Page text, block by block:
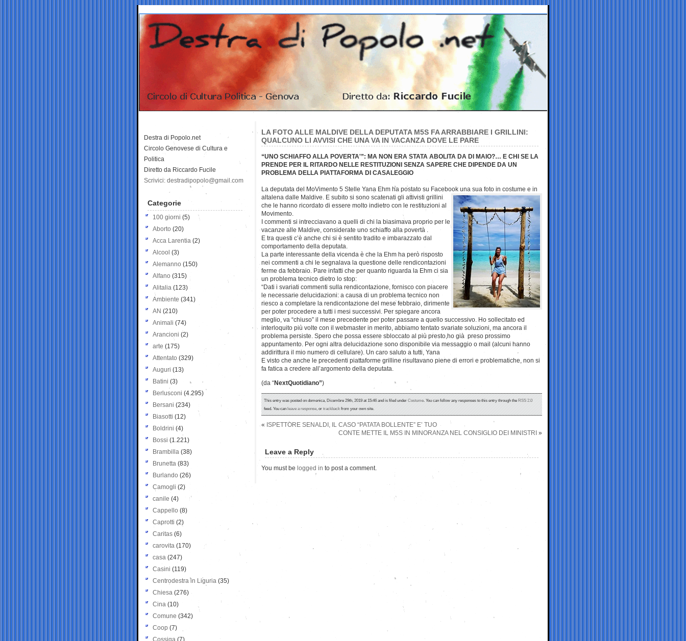
LA FOTO ALLE MALDIVE DELLA DEPUTATA M5S FA ARRABBIARE I GRILLINI:
QUALCUNO LI AVVISI CHE UNA VA IN VACANZA DOVE LE PARE
“UNO SCHIAFFO ALLA POVERTA'”: MA NON ERA STATA ABOLITA DA DI MAIO?… E CHI SE LA
PRENDE PER IL RITARDO NELLE RESTITUZIONI SENZA SAPERE CHE DIPENDE DA UN
PROBLEMA DELLA PIATTAFORMA DI CASALEGGIO
La deputata del MoVimento 5 Stelle Yana Ehm ha postato su Facebook una sua foto in costume e in
altalena dalle Maldive. E subito si sono scatenati gli attivisti grillini
che le hanno ricordato di essere molto indietro con le restituzioni al
Movimento.
I commenti si intrecciavano a quelli di chi la biasimava proprio per le
vacanze alle Maldive, considerate uno schiaffo alla povertà .
E tra questi c’è anche chi si è sentito tradito e imbarazzato dal
comportamento della deputata.
La parte interessante della vicenda è che la Ehm ha però risposto
nei commenti a chi le segnalava la questione delle rendicontazioni
ferme da febbraio. Pare infatti che per quanto riguarda la Ehm ci sia
un problema tecnico dietro lo stop:
“Dati i svariati commenti sulla rendicontazione, fornisco con piacere
le necessarie delucidazioni: a causa di un problema tecnico non
riesco a completare la rendicontazione del mese febbraio, dirimente
per poter procedere a tutti i mesi successivi. Per spiegare ancora
meglio, va “chiuso” il mese precedente per poter passare a quello successivo. Ho sollecitato ed
interloquito più volte con il webmaster in merito, abbiamo tentato svariate soluzioni, ma ancora il
problema persiste. Spero che possa essere sbloccato al più presto,ho già preso prossimo
appuntamento. Per ogni altra delucidazione sono disponibile via messaggio o mail (alcuni hanno
addirittura il mio numero di cellulare). Un caro saluto a tutti, Yana
E visto che anche le precedenti piattaforme grilline risultavano piene di errori e problematiche, non si
fa fatica a credere all’argomento della deputata.
(da “NextQuotidiano”)
This entry was posted on domenica, Dicembre 29th, 2019 at 15:46 and is filed underCostume. You can follow any responses to this entry through theRSS 2.0
feed. You canleave a response, ortrackbackfrom your own site.
« ISPETTORE SENALDI, IL CASO “PATATA BOLLENTE” E’ TUO
CONTE METTE IL M5S IN MINORANZA NEL CONSIGLIO DEI MINISTRI »
Leave a Reply
You must be logged in to post a comment.
Destra di Popolo.net
Circolo Genovese di Cultura e
Politica
Diretto da Riccardo Fucile
Scrivici: destradipopolo@gmail.com
Categorie
100 giorni (5)
Aborto (20)
Acca Larentia (2)
Alcool (3)
Alemanno (150)
Alfano (315)
Alitalia (123)
Ambiente (341)
AN (210)
Animali (74)
Arancioni (2)
arte (175)
Attentato (329)
Auguri (13)
Batini (3)
Berlusconi (4.295)
Bersani (234)
Biasotti (12)
Boldrini (4)
Bossi (1.221)
Brambilla (38)
Brunetta (83)
Burlando (26)
Camogli (2)
canile (4)
Cappello (8)
Caprotti (2)
Caritas (6)
carovita (170)
casa (247)
Casini (119)
Centrodestra in Liguria (35)
Chiesa (276)
Cina (10)
Comune (342)
Coop (7)
Cossiga (7)